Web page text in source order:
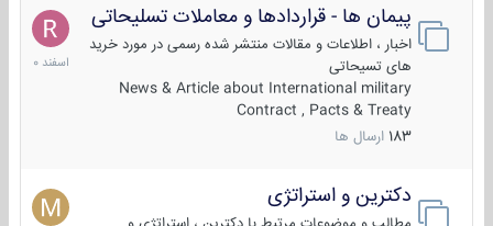
پیمان ها - قراردادها و معاملات تسلیحاتی
اخبار ، اطلاعات و مقالات منتشر شده رسمی در مورد خرید
های تسیحاتی
News & Article about International military
Contract , Pacts & Treaty
183 ارسال ها
7
اسفند
1400
دکترین و استراتژی
27
تیر